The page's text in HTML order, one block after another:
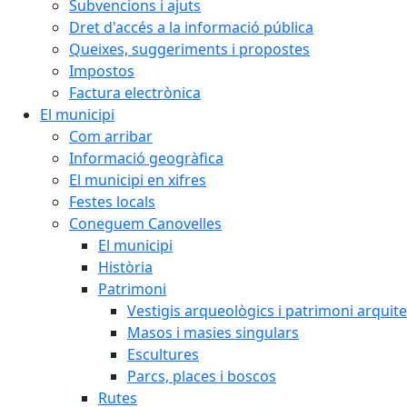
Subvencions i ajuts
Dret d'accés a la informació pública
Queixes, suggeriments i propostes
Impostos
Factura electrònica
El municipi
Com arribar
Informació geogràfica
El municipi en xifres
Festes locals
Coneguem Canovelles
El municipi
Història
Patrimoni
Vestigis arqueològics i patrimoni
Masos i masies singulars
Escultures
Parcs, places i boscos
Rutes